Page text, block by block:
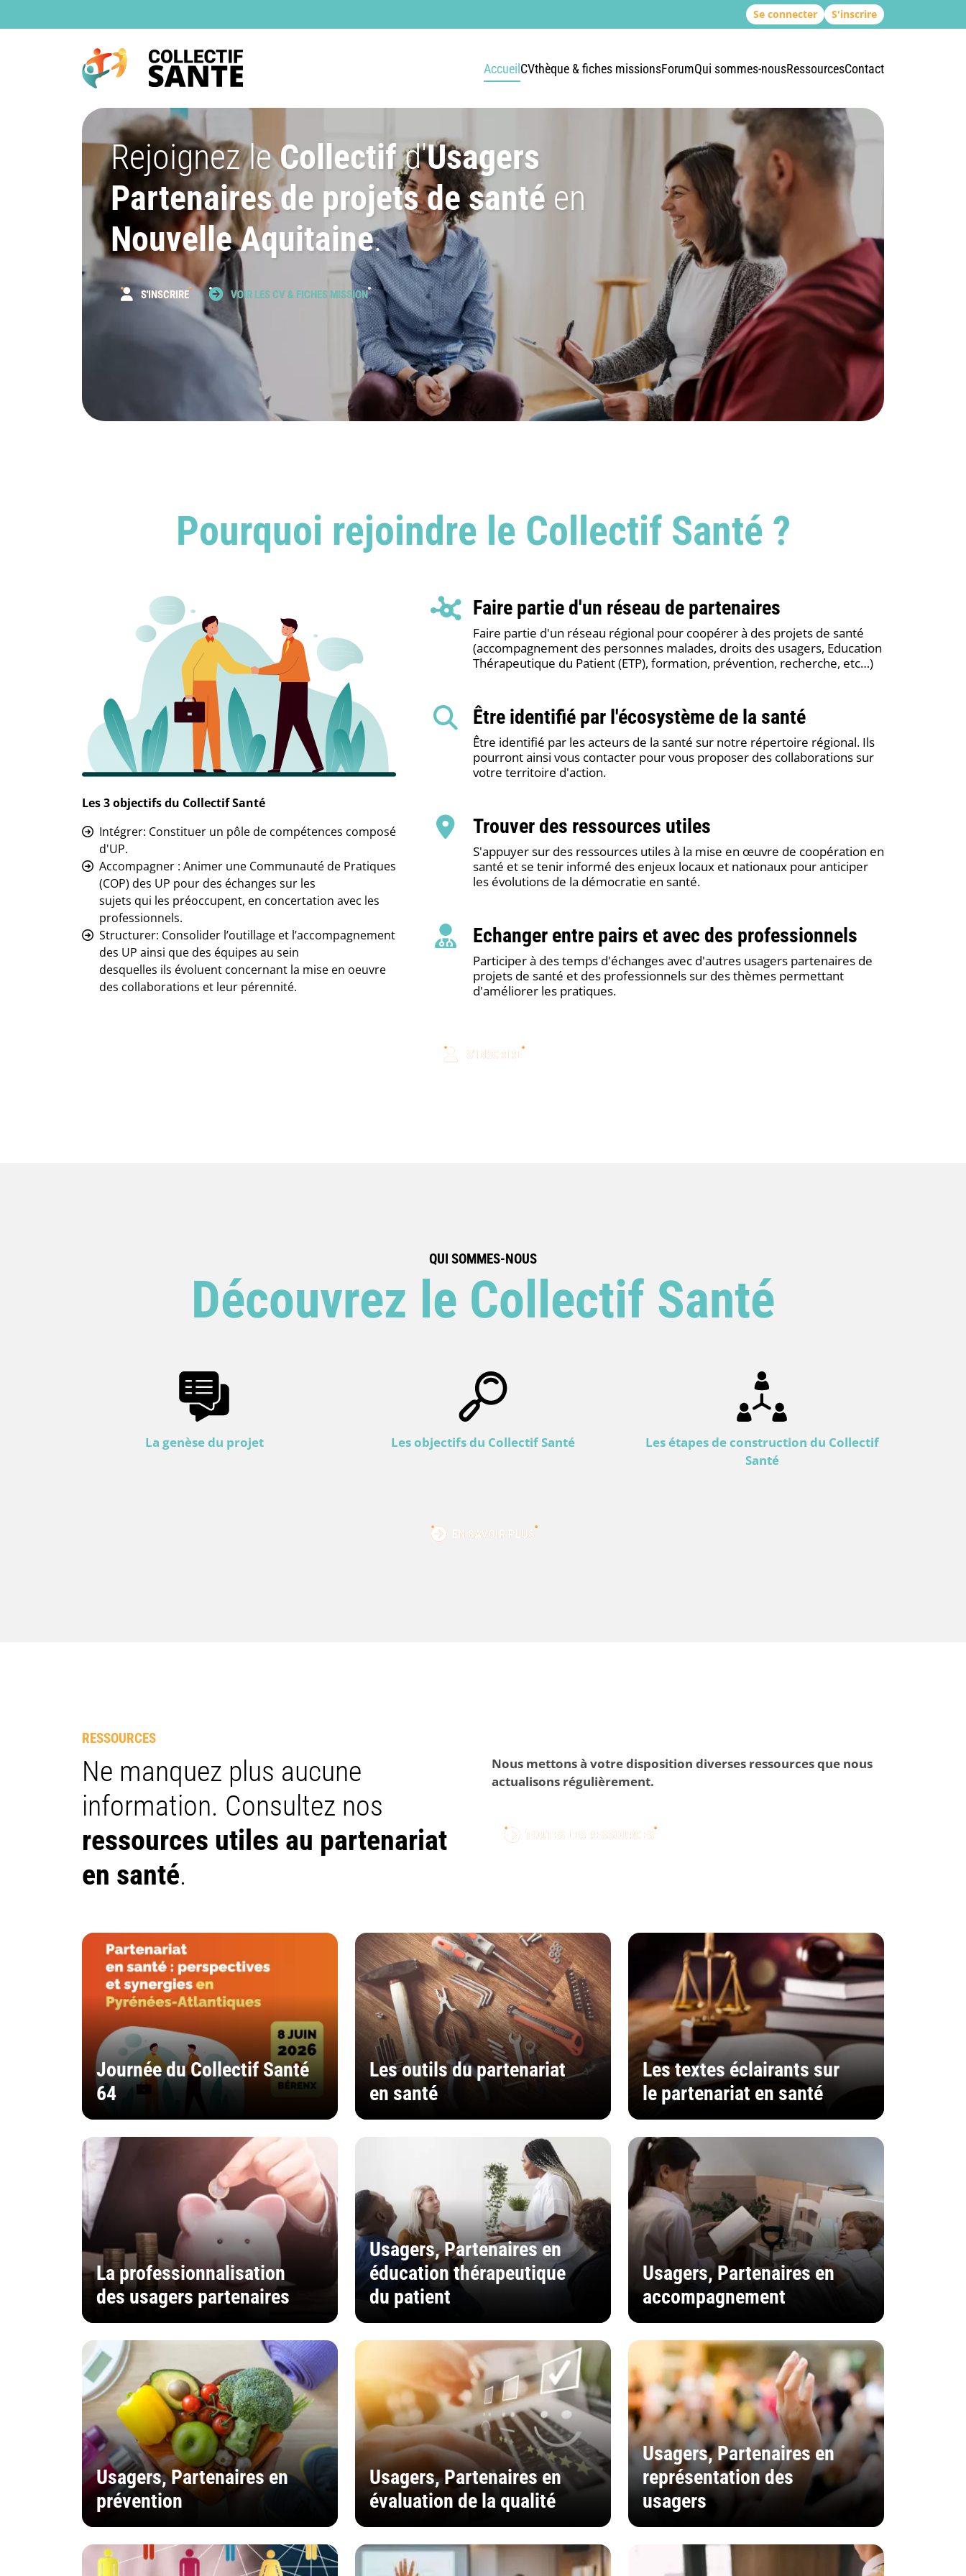
Se connecter S'inscrire
AccueilCVthèque & fiches missionsForumQui sommes-nousRessourcesContact
Rejoignez leCollectifd'Usagers
Partenaires de projets de santé en
Nouvelle Aquitaine.
S'INSCRIRE VOIR LES CV & FICHES MISSION
Pourquoi rejoindre le Collectif Santé ?
Les 3 objectifs du Collectif Santé
Intégrer: Constituer un pôle de compétences composé
d'UP.
Accompagner : Animer une Communauté de Pratiques
(COP) des UP pour des échanges sur les
sujets qui les préoccupent, en concertation avec les
professionnels.
Structurer: Consolider l’outillage et l’accompagnement
des UP ainsi que des équipes au sein
desquelles ils évoluent concernant la mise en oeuvre
des collaborations et leur pérennité.
Faire partie d'un réseau de partenaires
Faire partie d'un réseau régional pour coopérer à des projets de santé
(accompagnement des personnes malades, droits des usagers, Education
Thérapeutique du Patient (ETP), formation, prévention, recherche, etc…)
Être identifié par l'écosystème de la santé
Être identifié par les acteurs de la santé sur notre répertoire régional. Ils
pourront ainsi vous contacter pour vous proposer des collaborations sur
votre territoire d'action.
Trouver des ressources utiles
S'appuyer sur des ressources utiles à la mise en œuvre de coopération en
santé et se tenir informé des enjeux locaux et nationaux pour anticiper
les évolutions de la démocratie en santé.
Echanger entre pairs et avec des professionnels
Participer à des temps d'échanges avec d'autres usagers partenaires de
projets de santé et des professionnels sur des thèmes permettant
d'améliorer les pratiques.
S'INSCRIRE
QUI SOMMES-NOUS
Découvrez le Collectif Santé
La genèse du projet Les objectifs du Collectif Santé
Les étapes de construction du Collectif
Santé
EN SAVOIR PLUS
RESSOURCES
Ne manquez plus aucune
information. Consultez nos
ressources utiles au partenariat
en santé.
Nous mettons à votre disposition diverses ressources que nous
actualisons régulièrement.
TOUTES LES RESSOURCES
Journée du Collectif Santé
64
Les outils du partenariat
en santé
Les textes éclairants sur
le partenariat en santé
La professionnalisation
des usagers partenaires
Usagers, Partenaires en
éducation thérapeutique
du patient
Usagers, Partenaires en
accompagnement
Usagers, Partenaires en
prévention
Usagers, Partenaires en
évaluation de la qualité
Usagers, Partenaires en
représentation des
usagers